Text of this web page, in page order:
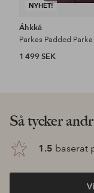
NYHET!
Áhkká
1 499 SEK
Så tycker
1.5 baserat